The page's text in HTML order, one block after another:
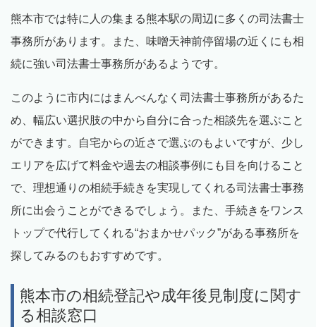
熊本市では特に人の集まる熊本駅の周辺に多くの司法書士
事務所があります。また、味噌天神前停留場の近くにも相
続に強い司法書士事務所があるようです。
このように市内にはまんべんなく司法書士事務所があるた
め、幅広い選択肢の中から自分に合った相談先を選ぶこと
ができます。自宅からの近さで選ぶのもよいですが、少し
エリアを広げて料金や過去の相談事例にも目を向けること
で、理想通りの相続手続きを実現してくれる司法書士事務
所に出会うことができるでしょう。また、手続きをワンス
トップで代行してくれる“おまかせパック”がある事務所を
探してみるのもおすすめです。
熊本市の相続登記や成年後見制度に関す
る相談窓口